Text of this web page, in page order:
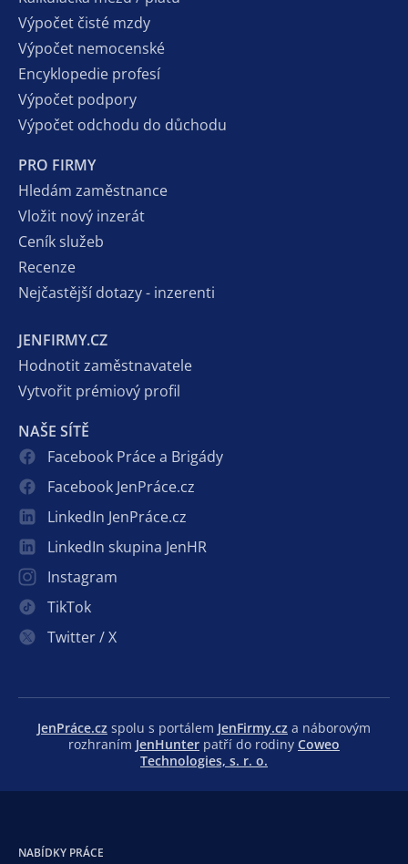
Výpočet čisté mzdy
Výpočet nemocenské
Encyklopedie profesí
Výpočet podpory
Výpočet odchodu do důchodu
PRO FIRMY
Hledám zaměstnance
Vložit nový inzerát
Ceník služeb
Recenze
Nejčastější dotazy - inzerenti
JENFIRMY.CZ
Hodnotit zaměstnavatele
Vytvořit prémiový profil
NAŠE SÍTĚ
Facebook Práce a Brigády
Facebook JenPráce.cz
LinkedIn JenPráce.cz
LinkedIn skupina JenHR
Instagram
TikTok
Twitter / X
JenPráce.cz spolu s portálem JenFirmy.cz a náborovým
rozhraním JenHunter patří do rodiny Coweo
Technologies, s. r. o.
NABÍDKY PRÁCE